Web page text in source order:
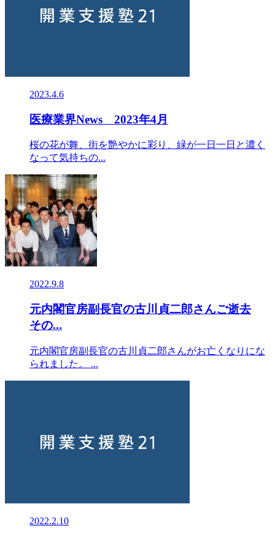
2023.4.6
医療業界News 2023年4月
桜の花が舞、街を艶やかに彩り、緑が一日一日と濃く
なって気持ちの...
2022.9.8
元内閣官房副長官の古川貞二郎さんご逝去
その...
元内閣官房副長官の古川貞二郎さんがお亡くなりにな
られました。 ...
2022.2.10